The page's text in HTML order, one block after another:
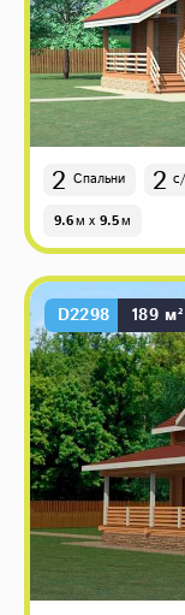
2 Спальни 2
9.6м x 9.5м
D2298 189 м²